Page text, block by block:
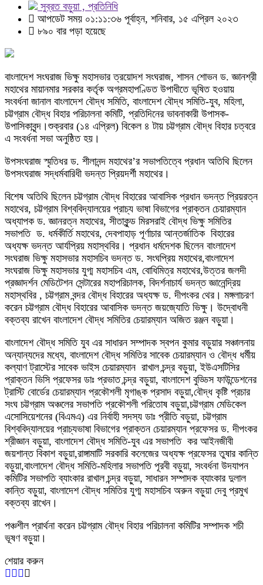
সুব্রত বড়ুয়া , প্রতিনিধি
আপডেট সময় ০১:১১:৩৬ পূর্বাহ্ন, শনিবার, ১৫ এপ্রিল ২০২৩
৮৯০ বার পড়া হয়েছে
বাংলাদেশ সংঘরাজ ভিক্ষু মহাসভার ত্রয়োদশ সংঘরাজ, শাসন শোভন ড. জ্ঞানশ্রী
মহাথের মায়ানমার সরকার কর্তৃক অগ্রমহাপণ্ডিত উপাধীতে ভূষিত হওয়ায়
সংবর্ধনা জানাল বাংলাদেশ বৌদ্ধ সমিতি, বাংলাদেশ বৌদ্ধ সমিতি-যুব, মহিলা,
চট্টগ্রাম বৌদ্ধ বিহার পরিচালনা কমিটি, প্রতিদিনের ভাবনাকারী উপাসক-
উপাসিকাবৃন্দ।শুক্রবার (১৪ এপ্রিল) বিকেল ৪ টায় চট্টগ্রাম বৌদ্ধ বিহার চত্বরে
এ সংবর্ধনা সভা অনুষ্ঠিত হয়।
উপসংঘরাজ স্মৃতিধর ড. শীলানন্দ মহাথের’র সভাপতিত্বে প্রধান অতিথি ছিলেন
উপসংঘরাজ সদ্ধর্মবারিধী ভদন্ত প্রিয়দর্শী মহাথের।
বিশেষ অতিথি ছিলেন চট্টগ্রাম বৌদ্ধ বিহারের আবাসিক প্রধান ভদন্ত প্রিয়রত্ন
মহাথের, চট্টগ্রাম বিশ্ববিদ্যালয়ের প্রাচ্য ভাষা বিভাগের প্রাক্তন চেয়ারম্যান
অধ্যাপক ড. জ্ঞানরত্ন মহাথের, সীতাকুন্ড মিরসরাই বৌদ্ধ ভিক্ষু সমিতির
সভাপতি ড. ধর্মকীর্তি মহাথের, দেবপাহাড় পূর্ণাচার আন্তর্জাতিক বিহারের
অধ্যক্ষ ভদন্ত আর্যপ্রিয় মহাস্থবির। প্রধান ধর্মদেশক ছিলেন বাংলাদেশ
সংঘরাজ ভিক্ষু মহাসভার মহাসচিব ভদন্ত ড. সংঘপ্রিয় মহাথের,বাংলাদেশ
সংঘরাজ ভিক্ষু মহাসভার যুগ্ম মহাসচিব এম, বোধিমিত্র মহাথের,উত্তর জলদী
প্রজ্ঞাদর্শন মেডিটেশন সেন্টারের মহাপরিচালক, বিদর্শনাচার্য ভদন্ত জ্ঞানেন্দ্রিয়
মহাস্থবির , চট্টগ্রাম বন্দর বৌদ্ধ বিহারের অধ্যক্ষ ড. দীপংকর থের। মঙ্গলাচরণ
করেন চট্টগ্রাম বৌদ্ধ বিহারের আবাসিক ভদন্ত জয়জ্যোতি ভিক্ষু। উদ্বোধনী
বক্তব্য রাখেন বাংলাদেশ বৌদ্ধ সমিতির চেয়ারম্যান অজিত রঞ্জন বড়ুয়া।
বাংলাদেশ বৌদ্ধ সমিতি যুব এর সাধারন সম্পাদক স্বপন কুমার বড়ুয়ার সঞ্চালনায়
অন্যান্যদের মধ্যে, বাংলাদেশ বৌদ্ধ সমিতির সাবেক চেয়ারম্যান ও বৌদ্ধ ধর্মীয়
কল্যাণ ট্রাস্টের সাবেক ভাইস চেয়ারম্যান রাখাল চন্দ্র বড়ুয়া, ইউএসটিসির
প্রাক্তন ভিসি প্রফেসর ডাঃ প্রভাত চন্দ্র বড়ুয়া, বাংলাদেশ বুড্ডিস ফাউন্ডেশনের
ট্রাস্টি বোর্ডের চেয়ারম্যান প্রকৌশলী মৃগাঙ্ক প্রসাদ বড়ুয়া,বৌদ্ধ কৃষ্টি প্রচার
সংঘ চট্টগ্রাম অঞ্চলের সভাপতি প্রকৌশলী পরিতোষ বড়ুয়া,চট্টগ্রাম মেডিকেল
এসোসিয়েশনের (বিএমএ) এর নির্বাহী সদস্য ডাঃ প্রীতি বড়ুয়া, চট্টগ্রাম
বিশ্ববিদ্যালয়ের প্রাচ্যভাষা বিভাগের প্রাক্তন চেয়ারম্যান প্রফেসর ড. দীপংকর
শ্রীজ্ঞান বড়ুয়া, বাংলাদেশ বৌদ্ধ সমিতি-যুব এর সভাপতি কর আইনজীবী
জয়শান্ত বিকাশ বড়ুয়া,রাঙ্গামাটি সরকারি কলেজের অধ্যক্ষ প্রফেসর তুষার কান্তি
বড়ুয়া,বাংলাদেশ বৌদ্ধ সমিতি-মহিলার সভাপতি পূরবী বড়ুয়া, সংবর্ধনা উদযাপন
কমিটির সভাপতি ব্যাংকার রাখাল চন্দ্র বড়ুয়া, সাধারন সম্পাদক ব্যাংকার দুলাল
কান্তি বড়ুয়া, বাংলাদেশ বৌদ্ধ সমিতির যুগ্ম মহাসচিব অরুন বড়ুয়া দেবু প্রমুখ
বক্তব্য রাখেন।
পঞ্চশীল প্রার্থনা করেন চট্টগ্রাম বৌদ্ধ বিহার পরিচালনা কমিটির সম্পাদক শচী
ভূষণ বড়ুয়া।
শেয়ার করুন